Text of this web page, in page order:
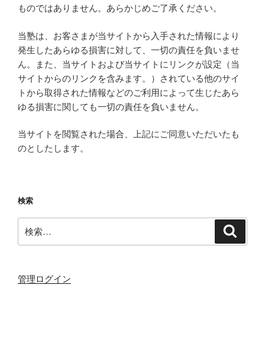
ものではありません。あらかじめご了承ください。
当塾は、お客さまが当サイトから入手された情報により
発生したあらゆる損害に対して、一切の責任を負いませ
ん。また、当サイトおよび当サイトにリンクが設定（当
サイトからのリンクを含みます。）されている他のサイ
トから取得された情報などのご利用によって生じたあら
ゆる損害に関しても一切の責任を負いません。
当サイトを閲覧された場合、上記にご同意いただいたも
のとしたします。
検索
索:
管理ログイン